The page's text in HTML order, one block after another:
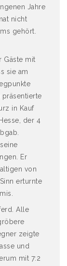
Jahre
nicht
gehört.
Gäste mit
sie am
präsentierte
in Kauf
der 4
Er
von
erturnte
Alle
zeigte
und
mit 7:2